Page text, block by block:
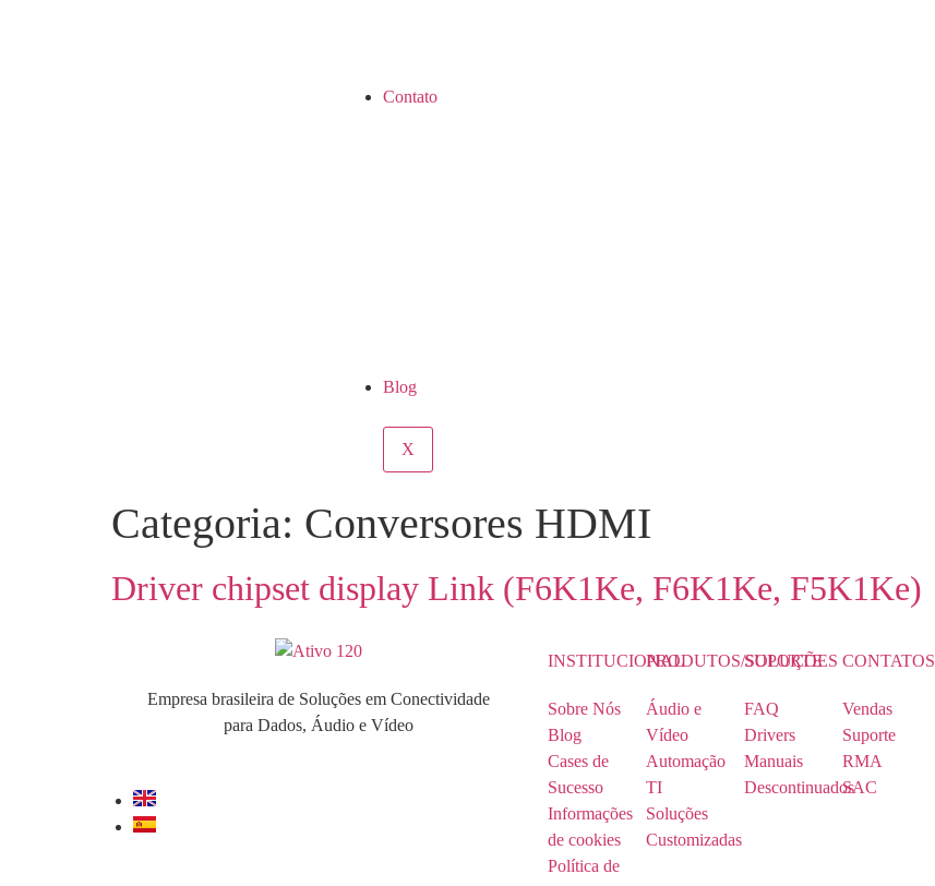
Contato
Blog
X
Categoria: Conversores HDMI
Driver chipset display Link (F6K1Ke, F6K1Ke, F5K1Ke)
Empresa brasileira de Soluções em Conectividade
para Dados, Áudio e Vídeo
INSTITUCIONAL
Sobre Nós
Blog
Cases de
Sucesso
Informações
de cookies
Política de
PRODUTOS/SOLUÇÕES
Áudio e
Vídeo
Automação
TI
Soluções
Customizadas
SUPORTE
FAQ
Drivers
Manuais
Descontinuados
CONTATOS
Vendas
Suporte
RMA
SAC